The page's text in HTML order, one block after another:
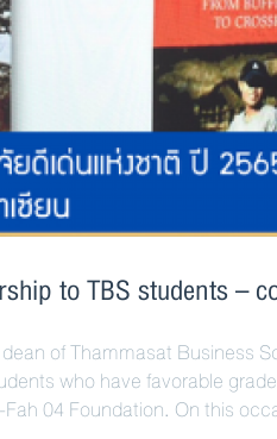
to TBS students –
of Thammasat Business
who have favorable
04 Foundation. On this